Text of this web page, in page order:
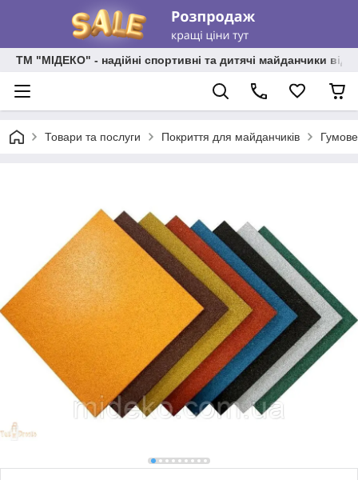
ТМ "МІДЕКО" - надійні спортивні та дитячі майданчики від
Товари та послуги Покриття для майданчиків